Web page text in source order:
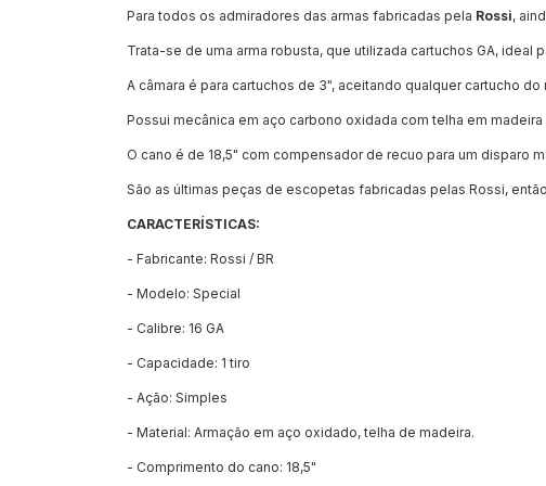
Para todos os admiradores das armas fabricadas pela Rossi,
Trata-se de uma arma robusta, que utilizada cartuchos GA, ideal
A câmara é para cartuchos de 3", aceitando qualquer cartucho do
Possui mecânica em aço carbono oxidada com telha em
O cano é de 18,5" com compensador de recuo para um disparo
São as últimas peças de escopetas fabricadas pelas Rossi,
CARACTERÍSTICAS:
- Fabricante: Rossi / BR
- Modelo: Special
- Calibre: 16 GA
- Capacidade: 1 tiro
- Ação: Simples
- Material: Armação em aço oxidado, telha de madeira.
- Comprimento do cano: 18,5"